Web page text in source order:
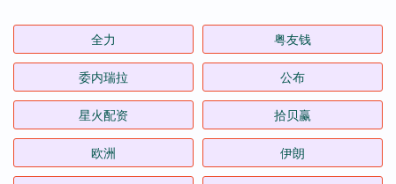
全力 粤友钱
委内瑞拉 公布
星火配资 拾贝赢
欧洲 伊朗